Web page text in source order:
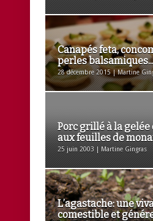
Canapés feta,
perles balsamiques...
28 décembre 2015 | Martine
Porc grillé à la gelée
aux feuilles de
25 juin 2003 | Martine Gingras
L’agastache: une
comestible et